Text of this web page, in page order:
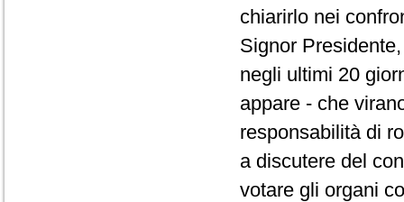
chiarirlo nei
Signor
negli ultimi 20
appare - che
responsabilità di
a discutere del
votare gli organi